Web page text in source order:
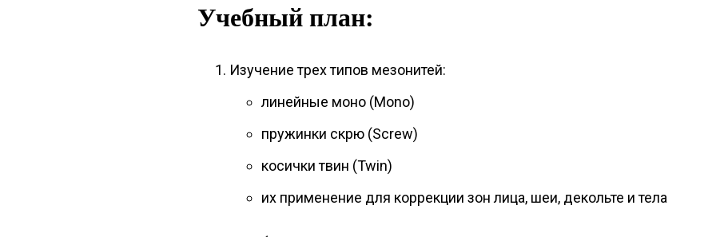
Учебный план:
Изучение трех типов мезонитей:
линейные моно (Mono)
пружинки скрю (Screw)
косички твин (Twin)
их применение для коррекции зон лица, шеи, декольте и тела